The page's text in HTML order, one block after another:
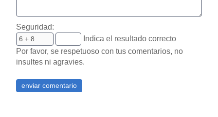
Seguridad:
Indica el resultado correcto
Por favor, se respetuoso con tus comentarios, no
insultes ni agravies.